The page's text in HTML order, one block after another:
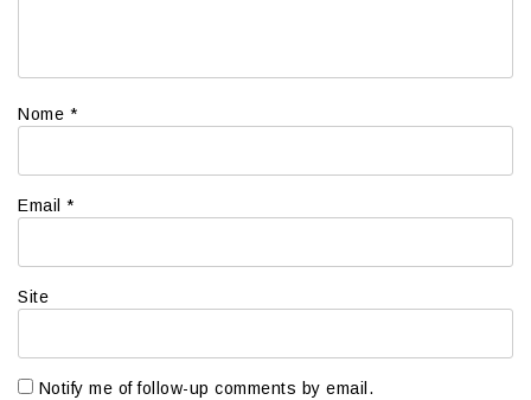
Nome *
Email *
Site
Notify me of follow-up comments by email.